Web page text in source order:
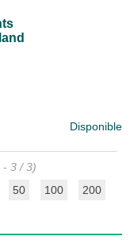
Disponible
- 3 / 3)
50 100 200